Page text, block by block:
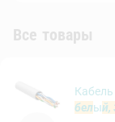
Все товары
Кабель
белый,